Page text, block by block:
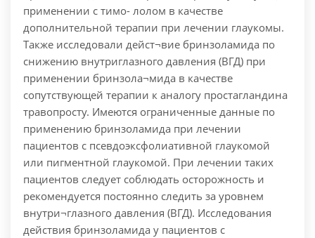
применении с тимо- лолом в качестве
дополнительной терапии при лечении глаукомы.
Также исследовали дейст¬вие бринзоламида по
снижению внутриглазного давления (ВГД) при
применении бринзола¬мида в качестве
сопутствующей терапии к аналогу простагландина
травопросту. Имеются ограниченные данные по
применению бринзоламида при лечении
пациентов с псевдоэксфолиативной глаукомой
или пигментной глаукомой. При лечении таких
пациентов следует соблюдать осторожность и
рекомендуется постоянно следить за уровнем
внутри¬глазного давления (ВГД). Исследования
действия бринзоламида у пациентов с